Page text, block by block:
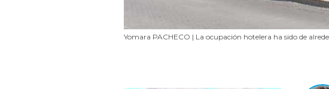
Yomara PACHECO | La ocupación hotelera ha sido de